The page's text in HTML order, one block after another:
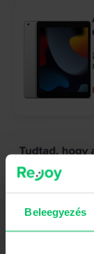
Beleegyezés
Leírás
Tablet Apple iPad